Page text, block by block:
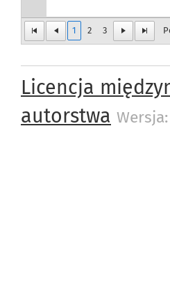
1 2 3
Licencja
autorstwa Wersja: